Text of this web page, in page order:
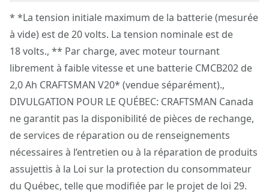
Outil Seulement Oui
Type de moteur
Voir plus
Pour joindre le service à la clientèle de CRAFTSMAN®,
veuillez soumettre une demande
Service à la clientèle
* *La tension initiale maximum de la batterie (mesurée
à vide) est de 20 volts. La tension nominale est de
18 volts., ** Par charge, avec moteur tournant
librement à faible vitesse et une batterie CMCB202 de
2,0 Ah CRAFTSMAN V20* (vendue séparément).,
DIVULGATION POUR LE QUÉBEC: CRAFTSMAN Canada
ne garantit pas la disponibilité de pièces de rechange,
de services de réparation ou de renseignements
nécessaires à l’entretien ou à la réparation de produits
assujettis à la Loi sur la protection du consommateur
du Québec, telle que modifiée par le projet de loi 29.